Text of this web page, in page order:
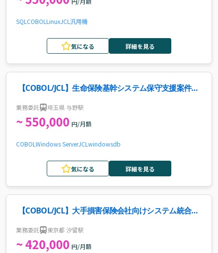
SQL COBOL LinuxJCL 汎用機
気になる 詳細を見る
【COBOL/JCL】生命保険基幹システム保守支援案件・
業務委託 埼玉県 与野駅
~ 550,000 円/月額
COBOL Windows ServerJCL windowsdb
気になる 詳細を見る
【COBOL/JCL】大手損害保険会社向けシステム統合案
業務委託 東京都 汐留駅
~ 420,000 円/月額